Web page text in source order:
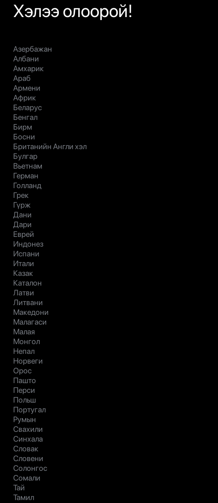
Хэлээ олоорой!
Азербажан
Албани
Амхарик
Араб
Армени
Африк
Беларус
Бенгал
Бирм
Босни
Британийн Англи хэл
Булгар
Вьетнам
Герман
Голланд
Грек
Гүрж
Дани
Дари
Еврей
Индонез
Испани
Итали
Казак
Каталон
Латви
Литвани
Македони
Малагаси
Малая
Монгол
Непал
Норвеги
Орос
Пашто
Перси
Польш
Португал
Румын
Свахили
Синхала
Словак
Словени
Солонгос
Сомали
Тай
Тамил